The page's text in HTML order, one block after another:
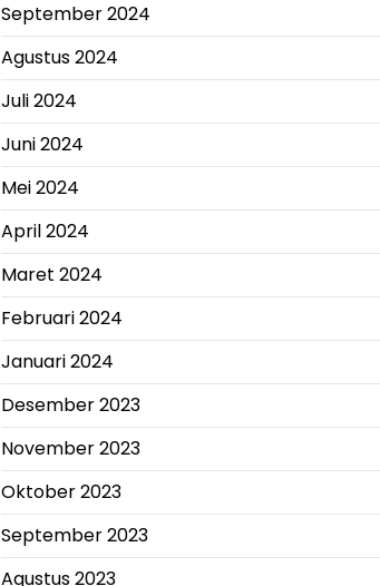
September 2024
Agustus 2024
Juli 2024
Juni 2024
Mei 2024
April 2024
Maret 2024
Februari 2024
Januari 2024
Desember 2023
November 2023
Oktober 2023
September 2023
Agustus 2023